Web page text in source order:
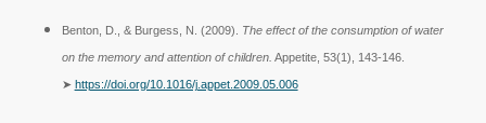
Benton, D., & Burgess, N. (2009). The effect of the consumption of water
on the memory and attention of children. Appetite, 53(1), 143-146.
➤ https://doi.org/10.1016/j.appet.2009.05.006